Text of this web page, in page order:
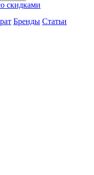
скидками
Бренды Статьи